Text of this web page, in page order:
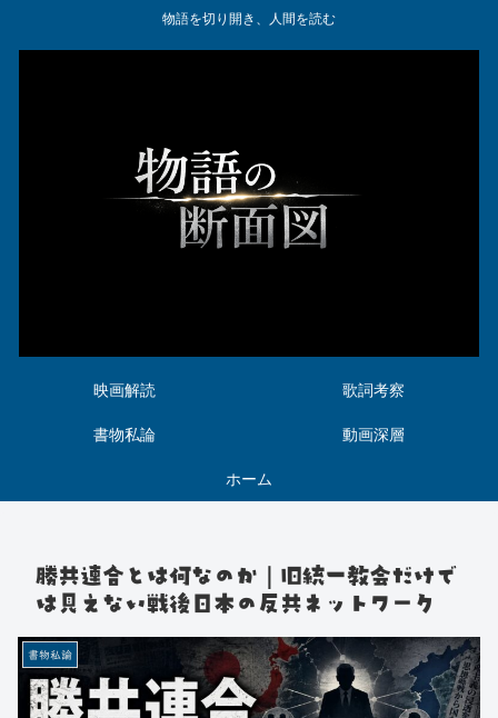
物語を切り開き、人間を読む
映画解読 歌詞考察
書物私論 動画深層
ホーム
勝共連合とは何なのか｜旧統一教会だけで
は見えない戦後日本の反共ネットワーク
書物私論